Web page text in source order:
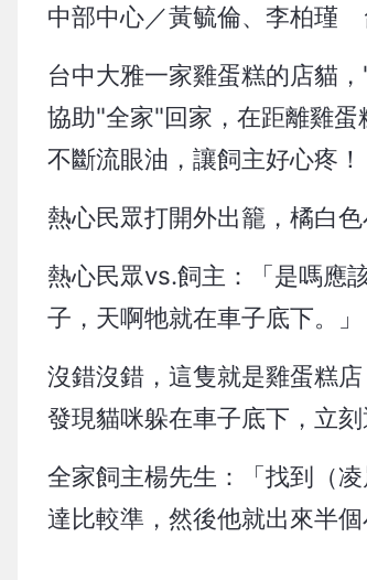
中部中心／黃毓倫、李柏瑾
台中大雅一家雞蛋糕的店貓
協助"全家"回家，在距離雞
不斷流眼油，讓飼主好心疼！
熱心民眾打開外出籠，橘白色
熱心民眾vs.飼主：「是嗎應
子，天啊牠就在車子底下。」
沒錯沒錯，這隻就是雞蛋糕
發現貓咪躲在車子底下，立刻
全家飼主楊先生：「找到（
達比較準，然後他就出來半